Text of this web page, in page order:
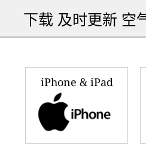
下载 及时更新 空
iPhone & iPad